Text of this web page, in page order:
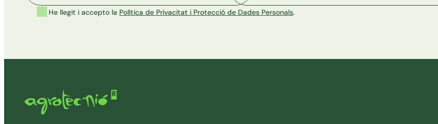
He llegit i accepto la Política de Privacitat i Protecció de Dades Personals.